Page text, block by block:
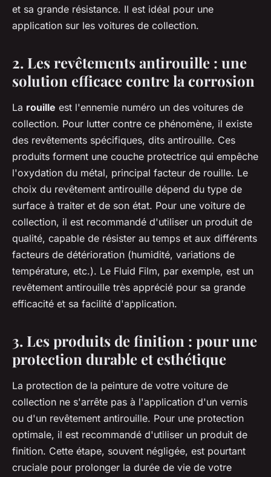
et sa grande résistance. Il est idéal pour une
application sur les voitures de collection.
2. Les revêtements antirouille : une
solution efficace contre la corrosion
La rouille est l'ennemie numéro un des voitures de
collection. Pour lutter contre ce phénomène, il existe
des revêtements spécifiques, dits antirouille. Ces
produits forment une couche protectrice qui empêche
l'oxydation du métal, principal facteur de rouille. Le
choix du revêtement antirouille dépend du type de
surface à traiter et de son état. Pour une voiture de
collection, il est recommandé d'utiliser un produit de
qualité, capable de résister au temps et aux différents
facteurs de détérioration (humidité, variations de
température, etc.). Le Fluid Film, par exemple, est un
revêtement antirouille très apprécié pour sa grande
efficacité et sa facilité d'application.
3. Les produits de finition : pour une
protection durable et esthétique
La protection de la peinture de votre voiture de
collection ne s'arrête pas à l'application d'un vernis
ou d'un revêtement antirouille. Pour une protection
optimale, il est recommandé d'utiliser un produit de
finition. Cette étape, souvent négligée, est pourtant
cruciale pour prolonger la durée de vie de votre